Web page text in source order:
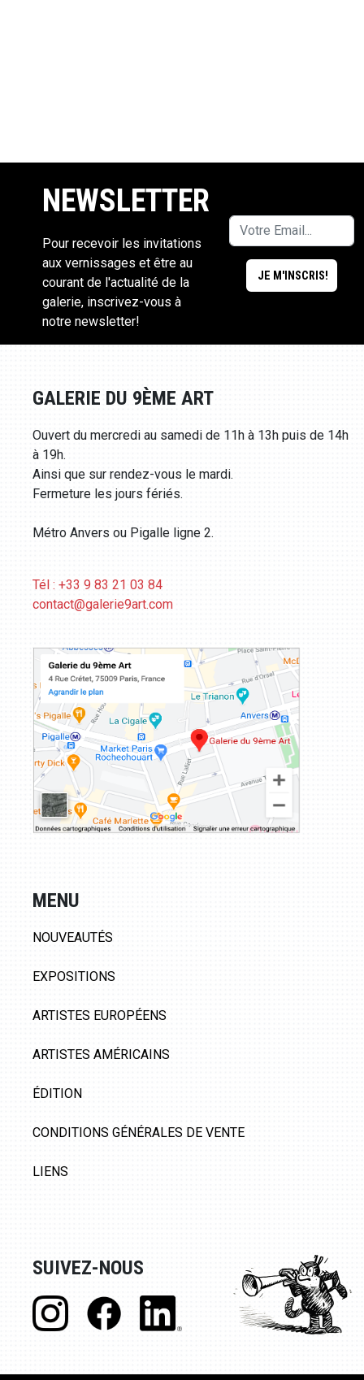
NEWSLETTER
Pour recevoir les invitations
aux vernissages et être au
courant de l'actualité de la
galerie, inscrivez-vous à
notre newsletter!
GALERIE DU 9ÈME ART
Ouvert du mercredi au samedi de 11h à 13h puis de 14h
à 19h.
Ainsi que sur rendez-vous le mardi.
Fermeture les jours fériés.
Métro Anvers ou Pigalle ligne 2.
Tél : +33 9 83 21 03 84
contact@galerie9art.com
MENU
NOUVEAUTÉS
EXPOSITIONS
ARTISTES EUROPÉENS
ARTISTES AMÉRICAINS
ÉDITION
CONDITIONS GÉNÉRALES DE VENTE
LIENS
SUIVEZ-NOUS